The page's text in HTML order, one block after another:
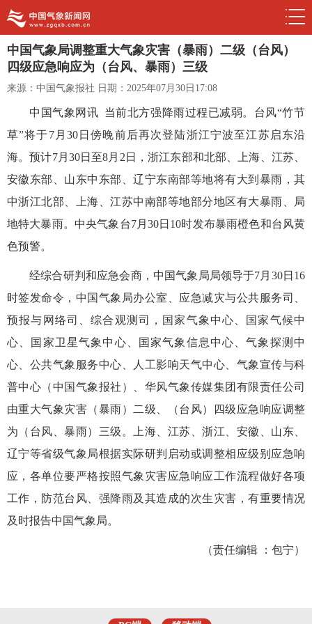
中国气象局调整重大气象灾害（暴雨）二级（台风）
四级应急响应为（台风、暴雨）三级
来源：中国气象报社 日期：2025年07月30日17:08
中国气象网讯 当前北方强降雨过程已减弱。台风“竹节
草”将于7月30日傍晚前后再次登陆浙江宁波至江苏启东沿
海。预计7月30日至8月2日，浙江东部和北部、上海、江苏、
安徽东部、山东中东部、辽宁东南部等地将有大到暴雨，其
中浙江北部、上海、江苏中南部等地部分地区有大暴雨、局
地特大暴雨。中央气象台7月30日10时发布暴雨橙色和台风黄
色预警。
经综合研判和应急会商，中国气象局局领导于7月30日16
时签发命令，中国气象局办公室、应急减灾与公共服务司、
预报与网络司、综合观测司，国家气象中心、国家气候中
心、国家卫星气象中心、国家气象信息中心、气象探测中
心、公共气象服务中心、
人工影响天气中心、 气象宣传与科
普中心（中国气象报社）、 华风气象传媒集团有限责任公司
由重大气象灾害（暴雨）二级、（台风）四级应急响应调整
为（台风、暴雨）三级。上海、江苏、浙江、安徽、山东、
辽宁等省级气象局根据实际研判启动或调整相应级别应急响
应，各单位要严格按照气象灾害应急响应工作流程做好各项
工作，防范台风、强降雨及其造成的次生灾害，有重要情况
及时报告中国气象局。
（责任编辑 ：包宁）